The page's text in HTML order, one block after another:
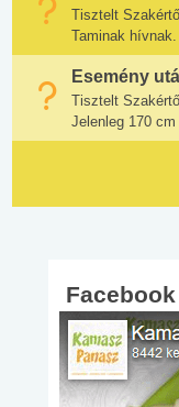
Tisztelt
Taminak
Esemény
Tisztelt
Jelenleg 170
Facebook